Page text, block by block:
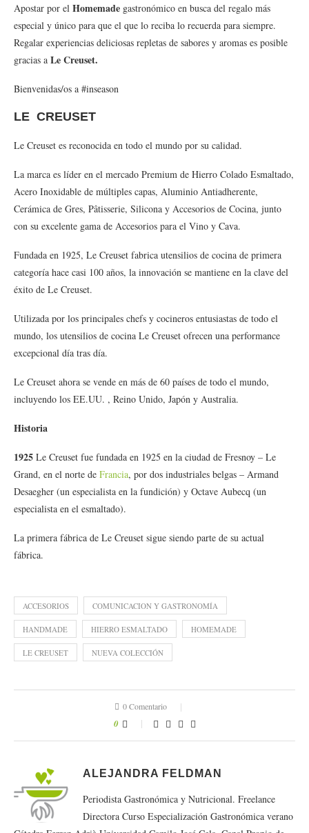
Apostar por el Homemade gastronómico en busca del regalo más
especial y único para que el que lo reciba lo recuerda para siempre.
Regalar experiencias deliciosas repletas de sabores y aromas es posible
gracias a Le Creuset.
Bienvenidas/os a #inseason
LE CREUSET
Le Creuset es reconocida en todo el mundo por su calidad.
La marca es líder en el mercado Premium de Hierro Colado Esmaltado,
Acero Inoxidable de múltiples capas, Aluminio Antiadherente,
Cerámica de Gres, Pâtisserie, Silicona y Accesorios de Cocina, junto
con su excelente gama de Accesorios para el Vino y Cava.
Fundada en 1925, Le Creuset fabrica utensilios de cocina de primera
categoría hace casi 100 años, la innovación se mantiene en la clave del
éxito de Le Creuset.
Utilizada por los principales chefs y cocineros entusiastas de todo el
mundo, los utensilios de cocina Le Creuset ofrecen una performance
excepcional día tras día.
Le Creuset ahora se vende en más de 60 países de todo el mundo,
incluyendo los EE.UU. , Reino Unido, Japón y Australia.
Historia
1925 Le Creuset fue fundada en 1925 en la ciudad de Fresnoy – Le
Grand, en el norte de Francia, por dos industriales belgas – Armand
Desaegher (un especialista en la fundición) y Octave Aubecq (un
especialista en el esmaltado).
La primera fábrica de Le Creuset sigue siendo parte de su actual
fábrica.
ACCESORIOS COMUNICACION Y GASTRONOMÍA
HANDMADE HIERRO ESMALTADO HOMEMADE
LE CREUSET NUEVA COLECCIÓN
0 Comentario
0
ALEJANDRA FELDMAN
Periodista Gastronómica y Nutricional. Freelance
Directora Curso Especialización Gastronómica verano